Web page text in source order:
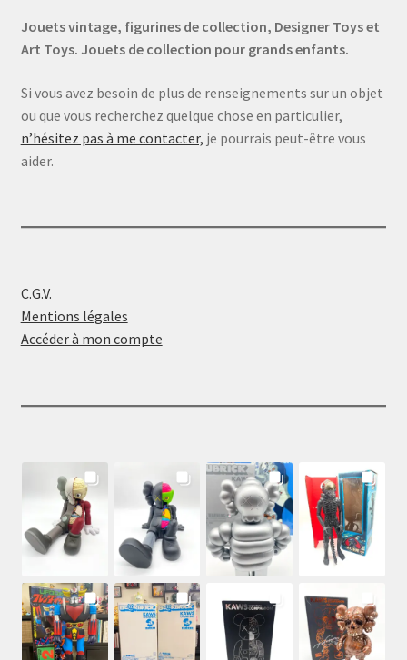
Jouets vintage, figurines de collection, Designer Toys et
Art Toys. Jouets de collection pour grands enfants.
Si vous avez besoin de plus de renseignements sur un objet
ou que vous recherchez quelque chose en particulier,
n’hésitez pas à me contacter, je pourrais peut-être vous
aider.
C.G.V.
Mentions légales
Accéder à mon compte